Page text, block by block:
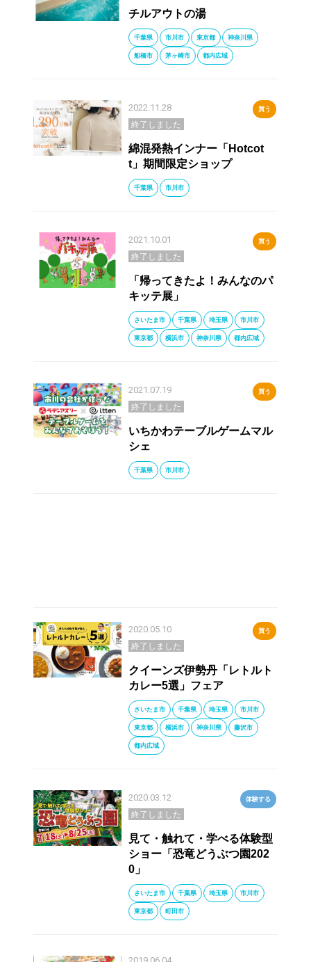
チルアウトの湯
千葉県 市川市 東京都 神奈川県
船橋市 茅ヶ崎市 都内広域
2022.11.28 買う
終了しました
綿混発熱インナー「Hotcot
t」期間限定ショップ
千葉県 市川市
2021.10.01 買う
終了しました
「帰ってきたよ！みんなのパ
キッテ展」
さいたま市 千葉県 埼玉県 市川市
東京都 横浜市 神奈川県 都内広域
2021.07.19 買う
終了しました
いちかわテーブルゲームマル
シェ
千葉県 市川市
2020.05.10 買う
終了しました
クイーンズ伊勢丹「レトルト
カレー5選」フェア
さいたま市 千葉県 埼玉県 市川市
東京都 横浜市 神奈川県 藤沢市
都内広域
2020.03.12 体験する
終了しました
見て・触れて・学べる体験型
ショー「恐竜どうぶつ園202
0」
さいたま市 千葉県 埼玉県 市川市
東京都 町田市